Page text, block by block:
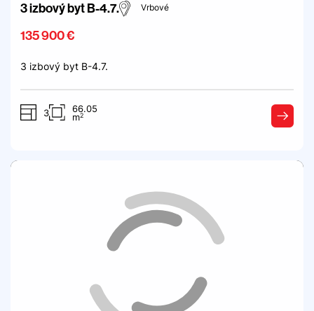
3 izbový byt B-4.7. Vrbové
135 900 €
3 izbový byt B-4.7.
3
66.05
m2